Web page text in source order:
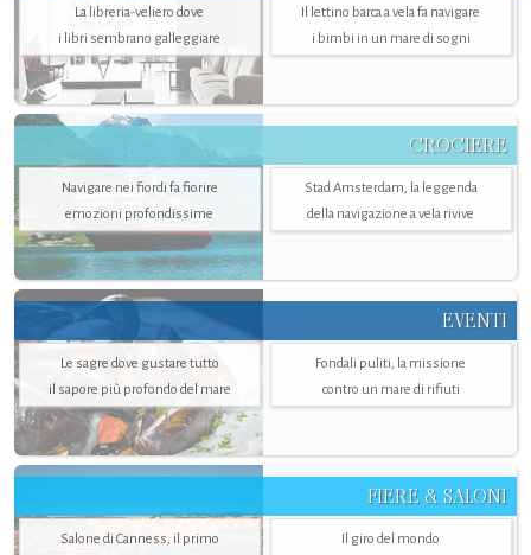
La libreria-veliero dove
i libri sembrano galleggiare
Il lettino barca a vela fa navigare
i bimbi in un mare di sogni
CROCIERE
Navigare nei fiordi fa fiorire
emozioni profondissime
Stad Amsterdam, la leggenda
della navigazione a vela rivive
EVENTI
Le sagre dove gustare tutto
il sapore più profondo del mare
Fondali puliti, la missione
contro un mare di rifiuti
FIERE & SALONI
Salone di Canness, il primo
Il giro del mondo